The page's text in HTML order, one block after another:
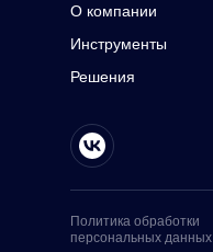
О компании
Инструменты
Решения
Политика обработки
персональных данных